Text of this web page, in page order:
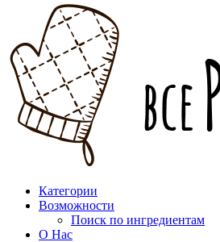
Категории
Возможности
Поиск по ингредиентам
О Нас